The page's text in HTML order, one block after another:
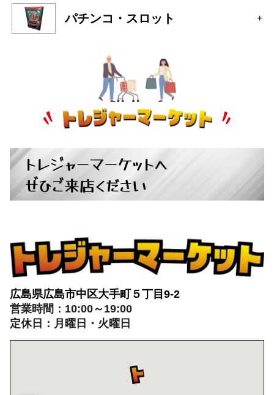
トレジャーマーケットへ
ぜひご来店ください
営業時間：10:00～19:00
定休日：月曜日・火曜日
出張買取：8:00～21:00 年中無休
※出張買取対応エリアは広島全域となります
082-942-0389